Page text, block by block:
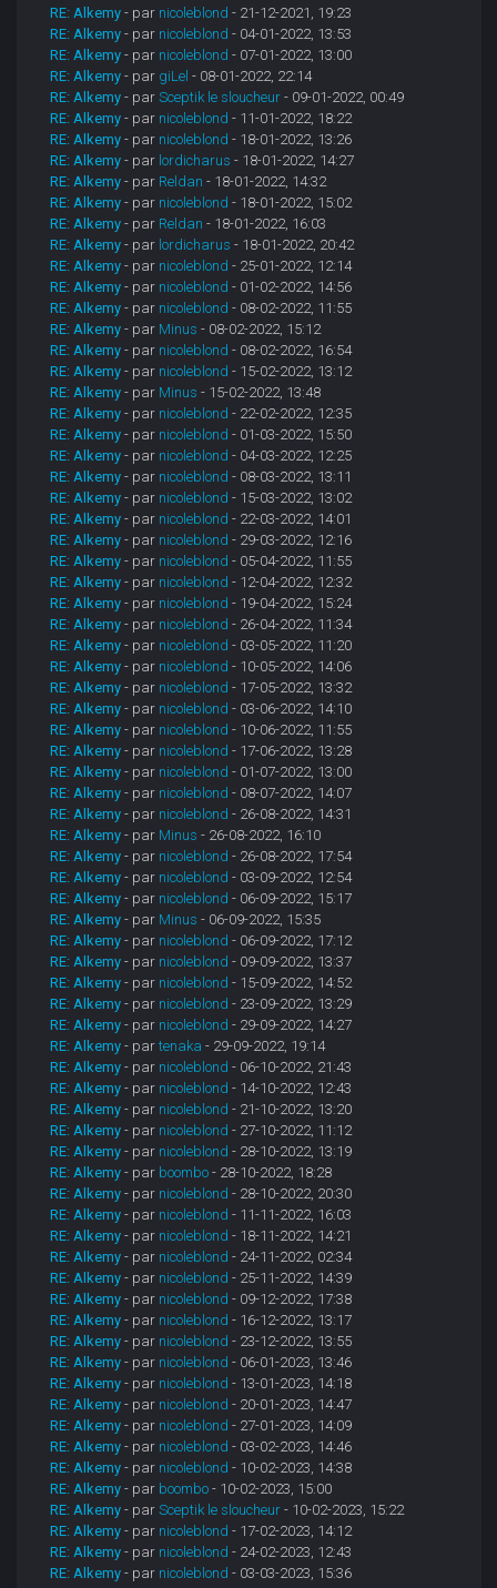
RE: Alkemy - par nicoleblond - 21-12-2021, 19:23
RE: Alkemy - par nicoleblond - 04-01-2022, 13:53
RE: Alkemy - par nicoleblond - 07-01-2022, 13:00
RE: Alkemy - par giLel - 08-01-2022, 22:14
RE: Alkemy - parSceptik le sloucheur - 09-01-2022, 00:49
RE: Alkemy - par nicoleblond - 11-01-2022, 18:22
RE: Alkemy - par nicoleblond - 18-01-2022, 13:26
RE: Alkemy - par lordicharus - 18-01-2022, 14:27
RE: Alkemy - par Reldan - 18-01-2022, 14:32
RE: Alkemy - par nicoleblond - 18-01-2022, 15:02
RE: Alkemy - par Reldan - 18-01-2022, 16:03
RE: Alkemy - par lordicharus - 18-01-2022, 20:42
RE: Alkemy - par nicoleblond - 25-01-2022, 12:14
RE: Alkemy - par nicoleblond - 01-02-2022, 14:56
RE: Alkemy - par nicoleblond - 08-02-2022, 11:55
RE: Alkemy - par Minus - 08-02-2022, 15:12
RE: Alkemy - par nicoleblond - 08-02-2022, 16:54
RE: Alkemy - par nicoleblond - 15-02-2022, 13:12
RE: Alkemy - par Minus - 15-02-2022, 13:48
RE: Alkemy - par nicoleblond - 22-02-2022, 12:35
RE: Alkemy - par nicoleblond - 01-03-2022, 15:50
RE: Alkemy - par nicoleblond - 04-03-2022, 12:25
RE: Alkemy - par nicoleblond - 08-03-2022, 13:11
RE: Alkemy - par nicoleblond - 15-03-2022, 13:02
RE: Alkemy - par nicoleblond - 22-03-2022, 14:01
RE: Alkemy - par nicoleblond - 29-03-2022, 12:16
RE: Alkemy - par nicoleblond - 05-04-2022, 11:55
RE: Alkemy - par nicoleblond - 12-04-2022, 12:32
RE: Alkemy - par nicoleblond - 19-04-2022, 15:24
RE: Alkemy - par nicoleblond - 26-04-2022, 11:34
RE: Alkemy - par nicoleblond - 03-05-2022, 11:20
RE: Alkemy - par nicoleblond - 10-05-2022, 14:06
RE: Alkemy - par nicoleblond - 17-05-2022, 13:32
RE: Alkemy - par nicoleblond - 03-06-2022, 14:10
RE: Alkemy - par nicoleblond - 10-06-2022, 11:55
RE: Alkemy - par nicoleblond - 17-06-2022, 13:28
RE: Alkemy - par nicoleblond - 01-07-2022, 13:00
RE: Alkemy - par nicoleblond - 08-07-2022, 14:07
RE: Alkemy - par nicoleblond - 26-08-2022, 14:31
RE: Alkemy - par Minus - 26-08-2022, 16:10
RE: Alkemy - par nicoleblond - 26-08-2022, 17:54
RE: Alkemy - par nicoleblond - 03-09-2022, 12:54
RE: Alkemy - par nicoleblond - 06-09-2022, 15:17
RE: Alkemy - par Minus - 06-09-2022, 15:35
RE: Alkemy - par nicoleblond - 06-09-2022, 17:12
RE: Alkemy - par nicoleblond - 09-09-2022, 13:37
RE: Alkemy - par nicoleblond - 15-09-2022, 14:52
RE: Alkemy - par nicoleblond - 23-09-2022, 13:29
RE: Alkemy - par nicoleblond - 29-09-2022, 14:27
RE: Alkemy - partenaka - 29-09-2022, 19:14
RE: Alkemy - par nicoleblond - 06-10-2022, 21:43
RE: Alkemy - par nicoleblond - 14-10-2022, 12:43
RE: Alkemy - par nicoleblond - 21-10-2022, 13:20
RE: Alkemy - par nicoleblond - 27-10-2022, 11:12
RE: Alkemy - par nicoleblond - 28-10-2022, 13:19
RE: Alkemy - par boombo - 28-10-2022, 18:28
RE: Alkemy - par nicoleblond - 28-10-2022, 20:30
RE: Alkemy - par nicoleblond - 11-11-2022, 16:03
RE: Alkemy - par nicoleblond - 18-11-2022, 14:21
RE: Alkemy - par nicoleblond - 24-11-2022, 02:34
RE: Alkemy - par nicoleblond - 25-11-2022, 14:39
RE: Alkemy - par nicoleblond - 09-12-2022, 17:38
RE: Alkemy - par nicoleblond - 16-12-2022, 13:17
RE: Alkemy - par nicoleblond - 23-12-2022, 13:55
RE: Alkemy - par nicoleblond - 06-01-2023, 13:46
RE: Alkemy - par nicoleblond - 13-01-2023, 14:18
RE: Alkemy - par nicoleblond - 20-01-2023, 14:47
RE: Alkemy - par nicoleblond - 27-01-2023, 14:09
RE: Alkemy - par nicoleblond - 03-02-2023, 14:46
RE: Alkemy - par nicoleblond - 10-02-2023, 14:38
RE: Alkemy - par boombo - 10-02-2023, 15:00
RE: Alkemy - parSceptik le sloucheur - 10-02-2023, 15:22
RE: Alkemy - par nicoleblond - 17-02-2023, 14:12
RE: Alkemy - par nicoleblond - 24-02-2023, 12:43
RE: Alkemy - par nicoleblond - 03-03-2023, 15:36